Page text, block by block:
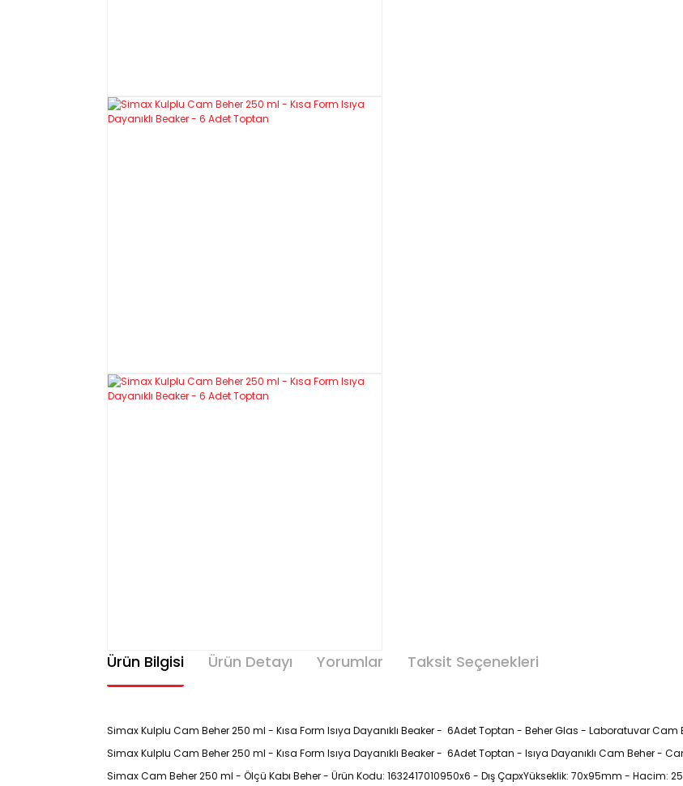
Ürün Bilgisi Ürün Detayı Yorumlar Taksit Seçenekleri
Simax Kulplu Cam Beher 250 ml - Kısa Form Isıya Dayanıklı Beaker - 6Adet Toptan - Beher Glas - Laboratuvar Cam
Simax Kulplu Cam Beher 250 ml - Kısa Form Isıya Dayanıklı Beaker - 6Adet Toptan - Isıya Dayanıklı Cam Beher -
Simax Cam Beher 250 ml - Ölçü Kabı Beher - Ürün Kodu: 1632417010950x6 - Dış ÇapxYükseklik: 70x95mm - Hacim: